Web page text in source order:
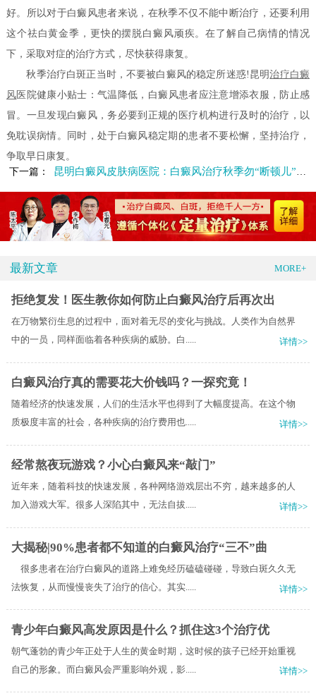
好。所以对于白癜风患者来说，在秋季不仅不能中断治疗，还要利用
这个祛白黄金季，更快的摆脱白癜风顽疾。在了解自己病情的情况
下，采取对症的治疗方式，尽快获得康复。
秋季治疗白斑正当时，不要被白癜风的稳定所迷惑!昆明治疗白癜
风 医院健康小贴士：气温降低，白癜风患者应注意增添衣服，防止感
冒。一旦发现白癜风，务必要到正规的医疗机构进行及时的治疗，以
免耽误病情。同时，处于白癜风稳定期的患者不要松懈，坚持治疗，
争取早日康复。
下一篇：
昆明白癜风皮肤病医院：白癜风治疗秋季勿“断顿儿”。
最新文章 MORE+
拒绝复发！医生教你如何防止白癜风治疗后再次出
在万物繁衍生息的过程中，面对着无尽的变化与挑战。人类作为自然界
中的一员，同样面临着各种疾病的威胁。白.....
详情>>
白癜风治疗真的需要花大价钱吗？一探究竟！
随着经济的快速发展，人们的生活水平也得到了大幅度提高。在这个物
质极度丰富的社会，各种疾病的治疗费用也.....
详情>>
经常熬夜玩游戏？小心白癜风来“敲门”
近年来，随着科技的快速发展，各种网络游戏层出不穷，越来越多的人
加入游戏大军。很多人深陷其中，无法自拔.....
详情>>
大揭秘|90%患者都不知道的白癜风治疗“三不”曲
很多患者在治疗白癜风的道路上难免经历磕磕碰碰，导致白斑久久无
法恢复，从而慢慢丧失了治疗的信心。其实.....
详情>>
青少年白癜风高发原因是什么？抓住这3个治疗优
朝气蓬勃的青少年正处于人生的黄金时期，这时候的孩子已经开始重视
自己的形象。而白癜风会严重影响外观，影.....
详情>>